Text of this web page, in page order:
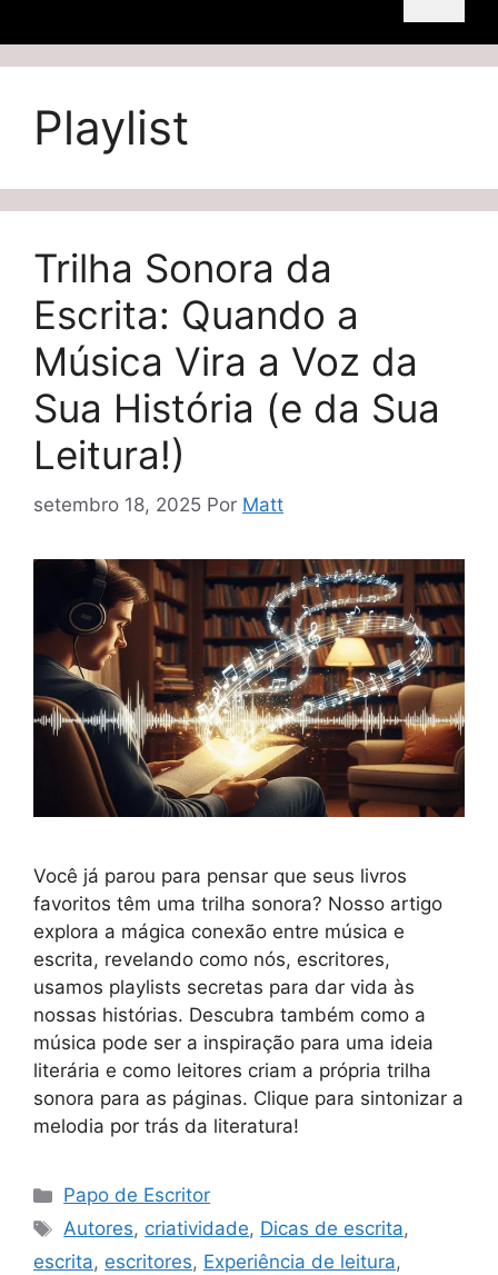
Playlist
Trilha Sonora da
Escrita: Quando a
Música Vira a Voz da
Sua História (e da Sua
Leitura!)
setembro 18, 2025 Por Matt
Você já parou para pensar que seus livros
favoritos têm uma trilha sonora? Nosso artigo
explora a mágica conexão entre música e
escrita, revelando como nós, escritores,
usamos playlists secretas para dar vida às
nossas histórias. Descubra também como a
música pode ser a inspiração para uma ideia
literária e como leitores criam a própria trilha
sonora para as páginas. Clique para sintonizar a
melodia por trás da literatura!
Categorias
Papo de Escritor
Tags
Autores, criatividade, Dicas de escrita,
escrita, escritores, Experiência de leitura,